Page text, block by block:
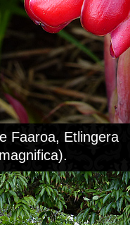
Faaroa, Etlingera